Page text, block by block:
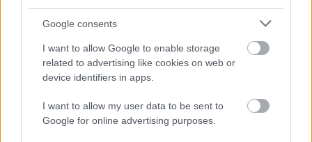
Google consents
I want to allow Google to enable storage
related to advertising like cookies on web or
device identifiers in apps.
I want to allow my user data to be sent to
Google for online advertising purposes.